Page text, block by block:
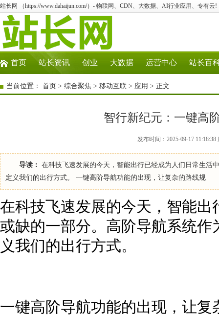
站长网 （https://www.dahaijun.com/）- 物联网、CDN、大数据、AI行业应用、专有云!
首页 站长资讯 创业 大数据 运营中心 站长百
当前位置： 首页 > 综合聚焦 > 移动互联 > 应用 > 正文
智行新纪元：一键高
发布时间：2025-09-17
导读： 在科技飞速发展的今天，智能出行已经成为人们日常生活
定义我们的出行方式。 一键高阶导航功能的出现，让复杂的路线规
在科技飞速发展的今天，智能
或缺的一部分。高阶导航系统
义我们的出行方式。
一键高阶导航功能的出现，让